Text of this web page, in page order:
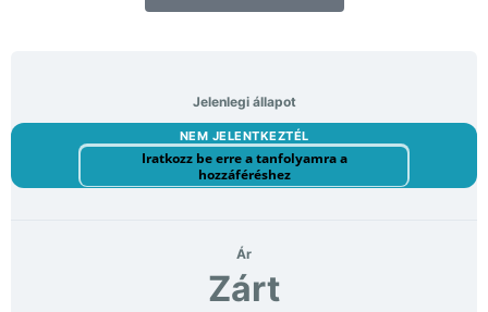
Jelenlegi állapot
NEM JELENTKEZTÉL
Iratkozz be erre a tanfolyamra a
hozzáféréshez
Ár
Zárt